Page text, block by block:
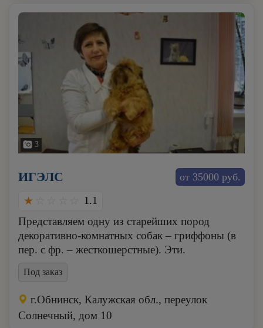
3
от 35000 руб.
ИГЭЛС
1.1
Представляем одну из старейших пород
декоративно-комнатных собак – гриффоны (в
пер. с фр. – жесткошерстные). Эти.
Под заказ
г.Обнинск, Калужская обл., переулок
Солнечный, дом 10